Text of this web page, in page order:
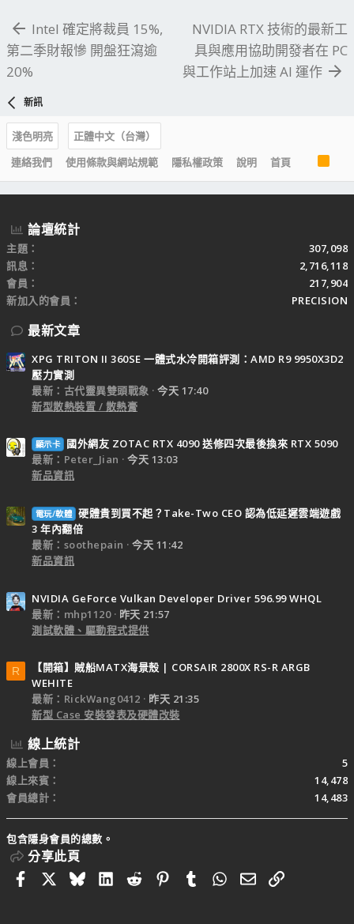
Intel 確定將裁員 15%,
第二季財報慘 開盤狂瀉逾
20%
NVIDIA RTX 技術的最新工
具與應用協助開發者在 PC
與工作站上加速 AI 運作
新訊
淺色明亮
正體中文（台灣）
連絡我們
使用條款與網站規範 隱私權政策 說明 首頁
S
論壇統計
主題
307,098
訊息
2,716,118
會員
217,904
新加入的會員
PRECISION
最新文章
XPG TRITON II 360SE 一體式水冷開箱評測：AMD R9 9950X3D2
壓力實測
最新：古代靈異雙頭戰象
今天 17:40
新型散熱裝置 / 散熱膏
顯示卡
國外網友 ZOTAC RTX 4090 送修四次最後換來 RTX 5090
最新：Peter_Jian
今天 13:03
新品資訊
電玩/軟體 硬體貴到買不起？Take-Two CEO 認為低延遲雲端遊戲
3 年內翻倍
最新：soothepain
今天 11:42
新品資訊
NVIDIA GeForce Vulkan Developer Driver 596.99 WHQL
最新：mhp1120
昨天 21:57
測試軟體、驅動程式提供
R
【開箱】賊船MATX海景殼 | CORSAIR 2800X RS-R ARGB
WEHITE
最新：RickWang0412
昨天 21:35
新型 Case 安裝發表及硬體改裝
線上統計
線上會員
5
線上來賓
14,478
會員總計
14,483
包含隱身會員的總數。
分享此頁
FacebookBlueskyLinkedIn
RedditPinterestTumblrWhatsApp
電子郵件
連結